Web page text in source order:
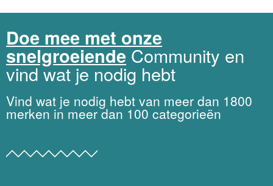
Doe mee met onze
snelgroeiendeCommunity en
vind wat je nodig hebt
Vind wat je nodig hebt van meer dan 1800
merken in meer dan 100 categorieën